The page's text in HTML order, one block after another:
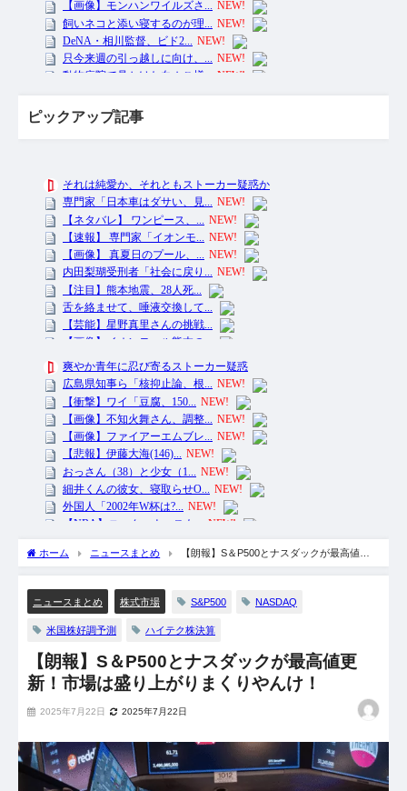
ピックアップ記事
ホーム ニュースまとめ
【朗報】S＆P500とナスダックが最高値更
ニュースまとめ 株式市場 S&P500 NASDAQ
米国株好調予測 ハイテク株決算
【朗報】S＆P500とナスダックが最高値更
新！市場は盛り上がりまくりやんけ！
2025年7月22日 2025年7月22日